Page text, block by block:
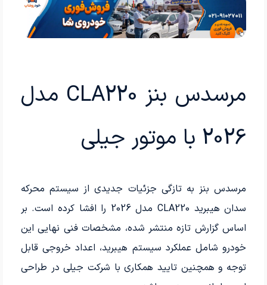
مرسدس‌ بنز CLA220 مدل
2026 با موتور جیلی
مرسدس بنز به تازگی جزئیات جدیدی از سیستم محرکه
سدان هیبرید CLA220 مدل 2026 را افشا کرده است. بر
اساس گزارش تازه منتشر شده، مشخصات فنی نهایی این
خودرو شامل عملکرد سیستم هیبرید، اعداد خروجی قابل
توجه و همچنین تایید همکاری با شرکت جیلی در طراحی